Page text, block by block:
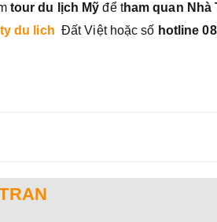
tour du lịch Mỹđể tham quan Nhà
du lich Đất Việt hoặc số hotline